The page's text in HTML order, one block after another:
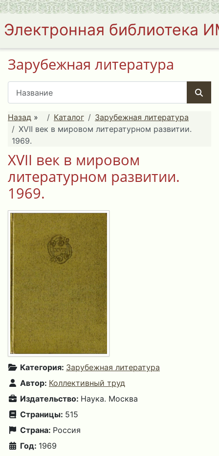
Электронная библиотека
Зарубежная литература
Назад » Каталог
Зарубежная литература
XVII век в мировом литературном развитии.
1969.
XVII век в мировом
литературном развитии.
1969.
Категория: Зарубежная литература
Автор: Коллективный труд
Издательство: Наука. Москва
Страницы: 515
Страна: Россия
Год: 1969